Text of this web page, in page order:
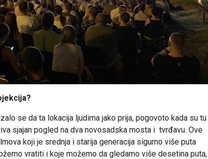
se da ta lokacija ljudima jako prija, pogovoto kada su tu
sjajan pogled na dva novosadska mosta i tvrđavu. Ove
koji je srednja i starija generacija sigurno više puta
vratiti i koje možemo da gledamo više desetina puta,